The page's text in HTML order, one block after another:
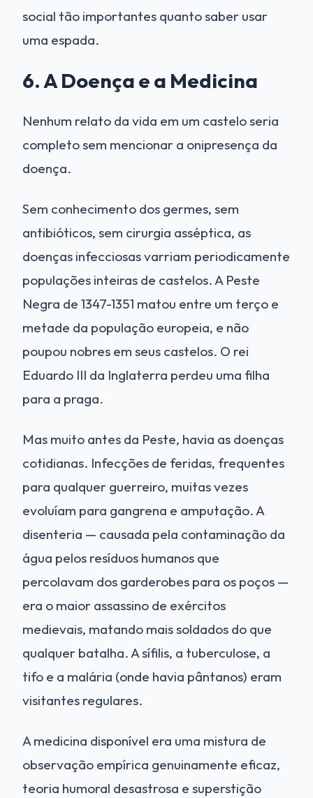
social tão importantes quanto saber usar
uma espada.
6. A Doença e a Medicina
Nenhum relato da vida em um castelo seria
completo sem mencionar a onipresença da
doença.
Sem conhecimento dos germes, sem
antibióticos, sem cirurgia asséptica, as
doenças infecciosas varriam periodicamente
populações inteiras de castelos. A Peste
Negra de 1347-1351 matou entre um terço e
metade da população europeia, e não
poupou nobres em seus castelos. O rei
Eduardo III da Inglaterra perdeu uma filha
para a praga.
Mas muito antes da Peste, havia as doenças
cotidianas. Infecções de feridas, frequentes
para qualquer guerreiro, muitas vezes
evoluíam para gangrena e amputação. A
disenteria — causada pela contaminação da
água pelos resíduos humanos que
percolavam dos garderobes para os poços —
era o maior assassino de exércitos
medievais, matando mais soldados do que
qualquer batalha. A sífilis, a tuberculose, a
tifo e a malária (onde havia pântanos) eram
visitantes regulares.
A medicina disponível era uma mistura de
observação empírica genuinamente eficaz,
teoria humoral desastrosa e superstição